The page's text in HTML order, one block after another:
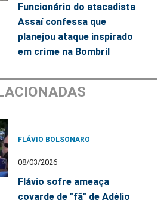
Funcionário do atacadista
Assaí confessa que
planejou ataque inspirado
em crime na Bombril
FLÁVIO BOLSONARO
08/03/2026
Flávio sofre ameaça
covarde de "fã" de Adélio